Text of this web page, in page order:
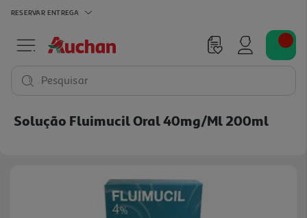
RESERVAR ENTREGA
Pesquisar
Solução Fluimucil Oral 40mg/ml 200ml